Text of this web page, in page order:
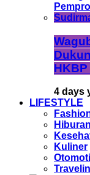
4 days
LIFESTYLE
Hiburan
Kuliner